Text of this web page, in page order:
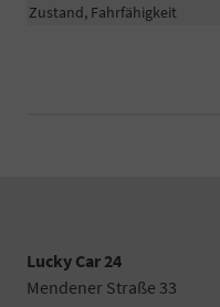
Zustand, Fahrfähigkeit
Lucky Car 24
Mendener Straße 33